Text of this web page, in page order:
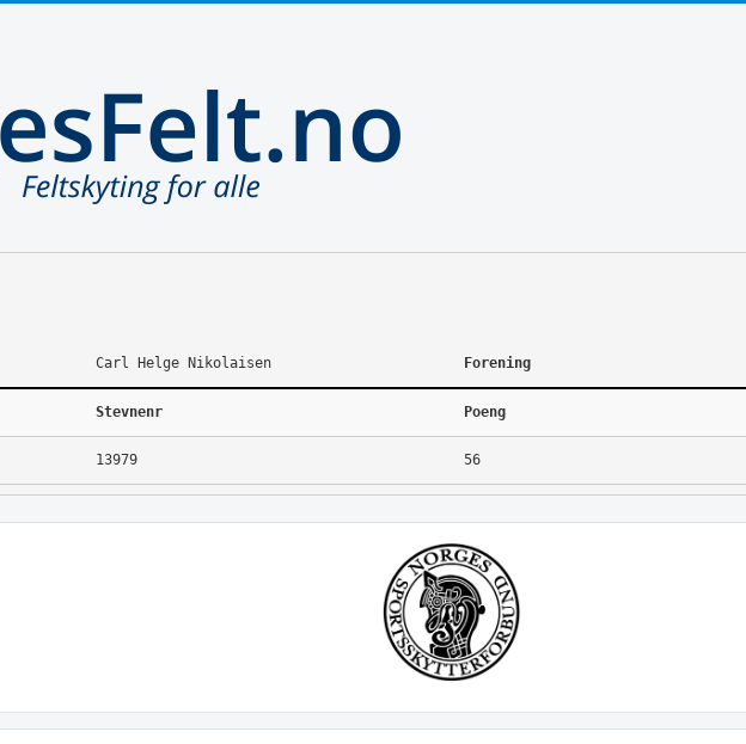
Carl Helge Nikolaisen Forening
Stevnenr Poeng
13979 56